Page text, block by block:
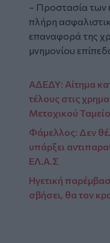
– Προστασία των
πλήρη
επαναφορά της
μνημονίου
ΑΔΕΔΥ: Αίτημα
τέλους στις
Μετοχικού
Φάμελλος: Δεν
υπάρξει
ΕΛ.Α.Σ
Ηγετική
σβήσει, θα τον